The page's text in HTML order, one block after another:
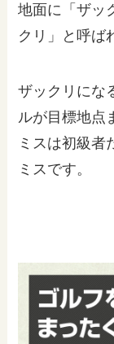
地面に「ザッ
クリ」と呼ば
ザックリにな
ルが目標地点
ミスは初級者
ミスです。